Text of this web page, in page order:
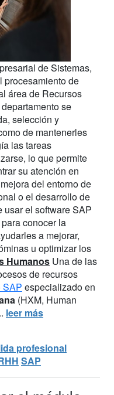
de Sistemas,
procesamiento de
área de Recursos
se
selección y
de mantenerles
las tareas
lo que permite
su atención en
del entorno de
o el desarrollo de
el software SAP
conocer la
a mejorar,
u optimizar los
Humanos Una de las
de recursos
SAP especializado en
(HXM, Human
leer más
profesional
SAP